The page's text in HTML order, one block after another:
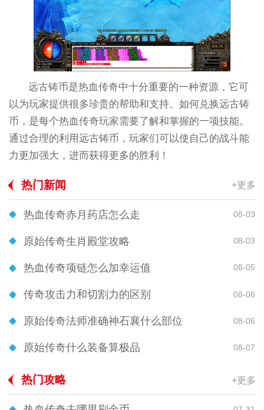
远古铸币是热血传奇中十分重要的一种资源，它可
以为玩家提供很多珍贵的帮助和支持。如何兑换远古铸
币，是每个热血传奇玩家需要了解和掌握的一项技能。
通过合理的利用远古铸币，玩家们可以使自己的战斗能
力更加强大，进而获得更多的胜利！
热门新闻 +更多
热血传奇赤月药店怎么走 08-03
原始传奇生肖殿堂攻略 08-03
热血传奇项链怎么加幸运值 08-05
传奇攻击力和切割力的区别 08-06
原始传奇法师准确神石襄什么部位 08-06
原始传奇什么装备算极品 08-07
热门攻略 +更多